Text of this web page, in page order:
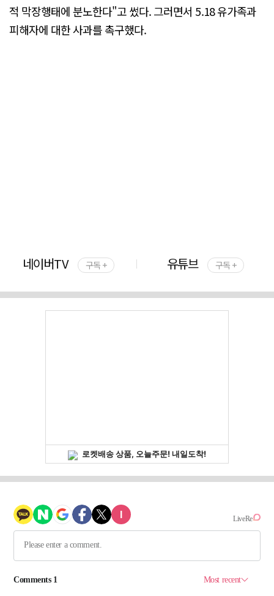
적 막장행태에 분노한다"고 썼다. 그러면서 5.18 유가족과
피해자에 대한 사과를 촉구했다.
네이버TV 구독 + 유튜브 구독 +